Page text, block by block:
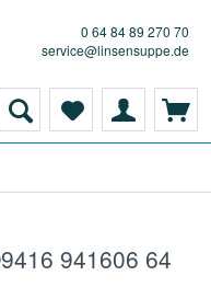
0 64 84 89 270 70
service@linsensuppe.de
941606 64